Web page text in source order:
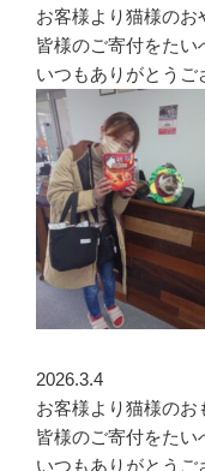
お客様より猫様のお
皆様のご寄付をたい
いつもありがとうご
2026.3.4
お客様より猫様のお
皆様のご寄付をたい
いつもありがとうご